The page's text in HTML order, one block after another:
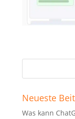
Neueste
Was kann